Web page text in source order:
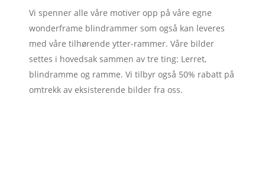
Vi spenner alle våre motiver opp på våre egne
wonderframe blindrammer som også kan leveres
med våre tilhørende ytter-rammer. Våre bilder
settes i hovedsak sammen av tre ting: Lerret,
blindramme og ramme. Vi tilbyr også 50% rabatt på
omtrekk av eksisterende bilder fra oss.